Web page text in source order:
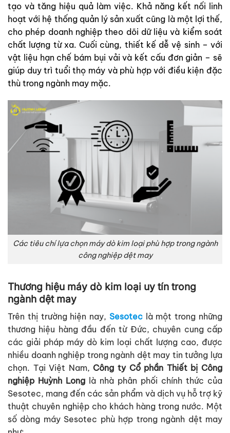
tạo và tăng hiệu quả làm việc. Khả năng kết nối linh
hoạt với hệ thống quản lý sản xuất cũng là một lợi thế,
cho phép doanh nghiệp theo dõi dữ liệu và kiểm soát
chất lượng từ xa. Cuối cùng, thiết kế dễ vệ sinh – với
vật liệu hạn chế bám bụi vải và kết cấu đơn giản – sẽ
giúp duy trì tuổi thọ máy và phù hợp với điều kiện đặc
thù trong ngành may mặc.
Các tiêu chí lựa chọn máy dò kim loại phù hợp trong ngành
công nghiệp dệt may
Thương hiệu máy dò kim loại uy tín trong
ngành dệt may
Trên thị trường hiện nay, Sesoteclà một trong những
thương hiệu hàng đầu đến từ Đức, chuyên cung cấp
các giải pháp máy dò kim loại chất lượng cao, được
nhiều doanh nghiệp trong ngành dệt may tin tưởng lựa
chọn. Tại Việt Nam, Công ty Cổ phần Thiết bị Công
nghiệp Huỳnh Long là nhà phân phối chính thức của
Sesotec, mang đến các sản phẩm và dịch vụ hỗ trợ kỹ
thuật chuyên nghiệp cho khách hàng trong nước.​ Một
số dòng máy Sesotec phù hợp trong ngành dệt may